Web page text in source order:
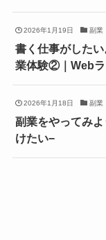
2026年1月19日 副業
書く仕事がした
業体験②｜Web
2026年1月18日 副業
副業をやってみ
けたい−